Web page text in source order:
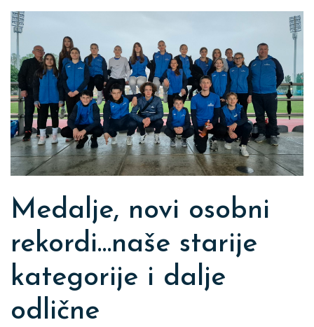
Medalje, novi osobni
rekordi…naše starije
kategorije i dalje
odlične